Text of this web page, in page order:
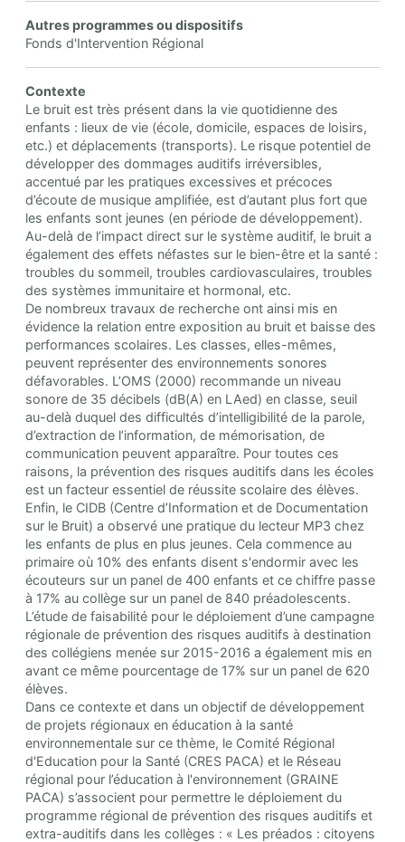
Autres programmes ou dispositifs
Fonds d'Intervention Régional
Contexte
Le bruit est très présent dans la vie quotidienne des
enfants : lieux de vie (école, domicile, espaces de loisirs,
etc.) et déplacements (transports). Le risque potentiel de
développer des dommages auditifs irréversibles,
accentué par les pratiques excessives et précoces
d’écoute de musique amplifiée, est d’autant plus fort que
les enfants sont jeunes (en période de développement).
Au-delà de l’impact direct sur le système auditif, le bruit a
également des effets néfastes sur le bien-être et la santé :
troubles du sommeil, troubles cardiovasculaires, troubles
des systèmes immunitaire et hormonal, etc.
De nombreux travaux de recherche ont ainsi mis en
évidence la relation entre exposition au bruit et baisse des
performances scolaires. Les classes, elles-mêmes,
peuvent représenter des environnements sonores
défavorables. L’OMS (2000) recommande un niveau
sonore de 35 décibels (dB(A) en LAed) en classe, seuil
au-delà duquel des difficultés d’intelligibilité de la parole,
d’extraction de l’information, de mémorisation, de
communication peuvent apparaître. Pour toutes ces
raisons, la prévention des risques auditifs dans les écoles
est un facteur essentiel de réussite scolaire des élèves.
Enfin, le CIDB (Centre d’Information et de Documentation
sur le Bruit) a observé une pratique du lecteur MP3 chez
les enfants de plus en plus jeunes. Cela commence au
primaire où 10% des enfants disent s'endormir avec les
écouteurs sur un panel de 400 enfants et ce chiffre passe
à 17% au collège sur un panel de 840 préadolescents.
L’étude de faisabilité pour le déploiement d’une campagne
régionale de prévention des risques auditifs à destination
des collégiens menée sur 2015-2016 a également mis en
avant ce même pourcentage de 17% sur un panel de 620
élèves.
Dans ce contexte et dans un objectif de développement
de projets régionaux en éducation à la santé
environnementale sur ce thème, le Comité Régional
d'Education pour la Santé (CRES PACA) et le Réseau
régional pour l’éducation à l'environnement (GRAINE
PACA) s’associent pour permettre le déploiement du
programme régional de prévention des risques auditifs et
extra-auditifs dans les collèges : « Les préados : citoyens